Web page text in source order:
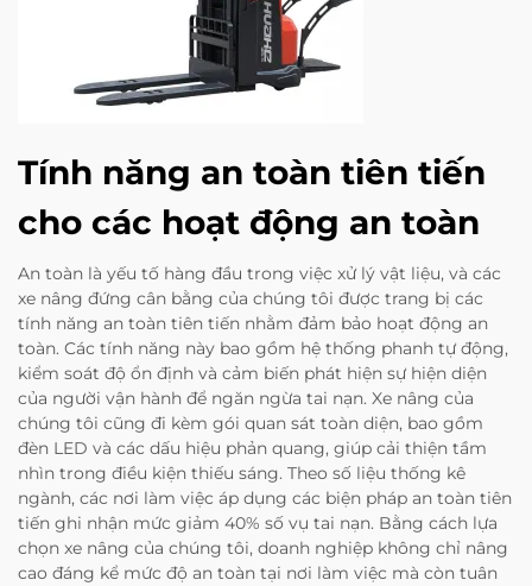
Tính năng an toàn tiên tiến
cho các hoạt động an toàn
An toàn là yếu tố hàng đầu trong việc xử lý vật liệu, và các
xe nâng đứng cân bằng của chúng tôi được trang bị các
tính năng an toàn tiên tiến nhằm đảm bảo hoạt động an
toàn. Các tính năng này bao gồm hệ thống phanh tự động,
kiểm soát độ ổn định và cảm biến phát hiện sự hiện diện
của người vận hành để ngăn ngừa tai nạn. Xe nâng của
chúng tôi cũng đi kèm gói quan sát toàn diện, bao gồm
đèn LED và các dấu hiệu phản quang, giúp cải thiện tầm
nhìn trong điều kiện thiếu sáng. Theo số liệu thống kê
ngành, các nơi làm việc áp dụng các biện pháp an toàn tiên
tiến ghi nhận mức giảm 40% số vụ tai nạn. Bằng cách lựa
chọn xe nâng của chúng tôi, doanh nghiệp không chỉ nâng
cao đáng kể mức độ an toàn tại nơi làm việc mà còn tuân